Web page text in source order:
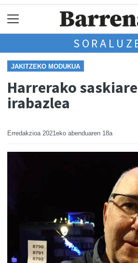
JAKITZEKO MODUKUA
Harrerako
irabazlea
Erredakzioa 2021eko abenduaren 18a